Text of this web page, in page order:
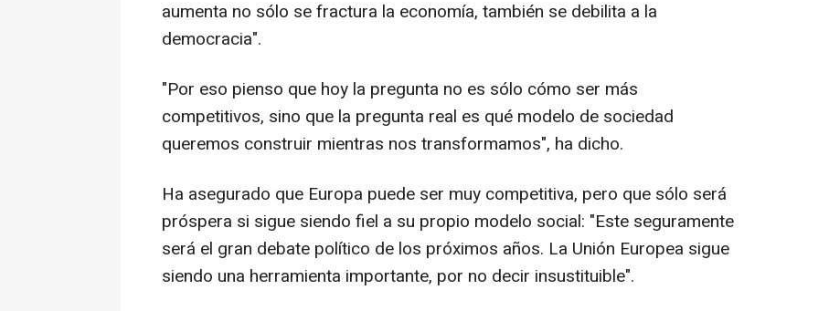
aumenta no sólo se fractura la economía, también se debilita a la
democracia".
"Por eso pienso que hoy la pregunta no es sólo cómo ser más
competitivos, sino que la pregunta real es qué modelo de sociedad
queremos construir mientras nos transformamos", ha dicho.
Ha asegurado que Europa puede ser muy competitiva, pero que sólo será
próspera si sigue siendo fiel a su propio modelo social: "Este seguramente
será el gran debate político de los próximos años. La Unión Europea sigue
siendo una herramienta importante, por no decir insustituible".